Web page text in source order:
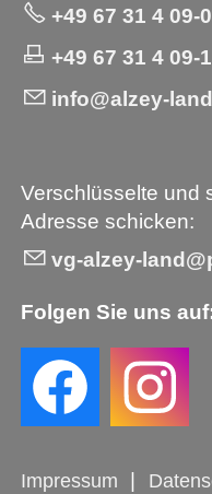
+49 67 31 4 09-0
+49 67 31 4 09-
info@alzey-
Verschlüsselte und
Adresse schicken:
vg-alzey-
Folgen Sie uns
Impressum